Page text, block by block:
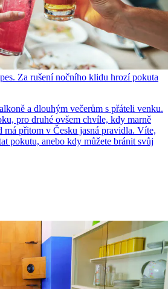
Za rušení nočního klidu hrozí pokuta
a dlouhým večerům s přáteli venku.
pro druhé ovšem chvíle, kdy marně
přitom v Česku jasná pravidla. Víte,
pokutu, anebo kdy můžete bránit svůj